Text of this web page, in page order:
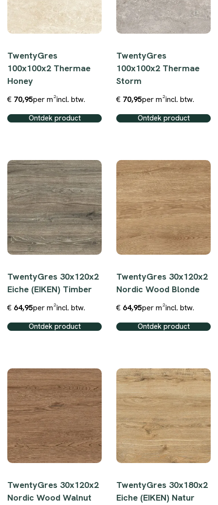
TwentyGres
100x100x2 Thermae
Honey
€ 70,95per m²incl. btw.
Ontdek product
TwentyGres
100x100x2 Thermae
Storm
€ 70,95per m²incl. btw.
Ontdek product
TwentyGres 30x120x2
Eiche (EIKEN) Timber
€ 64,95per m²incl. btw.
Ontdek product
TwentyGres 30x120x2
Nordic Wood Blonde
€ 64,95per m²incl. btw.
Ontdek product
TwentyGres 30x120x2
Nordic Wood Walnut
TwentyGres 30x180x2
Eiche (EIKEN) Natur